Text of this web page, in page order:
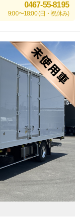
0467-55-8195
9:00〜18:00 (日・祝休み)